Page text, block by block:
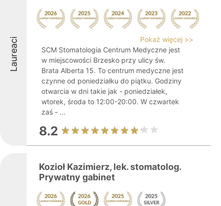
Laureaci
Pokaż więcej >>
SCM Stomatologia Centrum Medyczne jest
w miejscowości Brzesko przy ulicy św.
Brata Alberta 15. To centrum medyczne jest
czynne od poniedziałku do piątku. Godziny
otwarcia w dni takie jak - poniedziałek,
wtorek, środa to 12:00-20:00. W czwartek
zaś - ...
8.2
Kozioł Kazimierz, lek. stomatolog.
Prywatny gabinet